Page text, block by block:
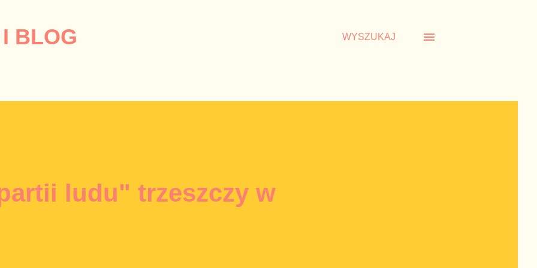
BLOG WYSZUKAJ
ludu" trzeszczy w